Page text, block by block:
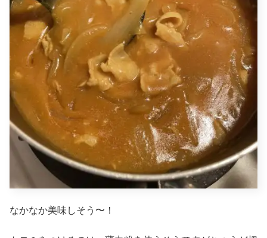
なかなか美味しそう〜！